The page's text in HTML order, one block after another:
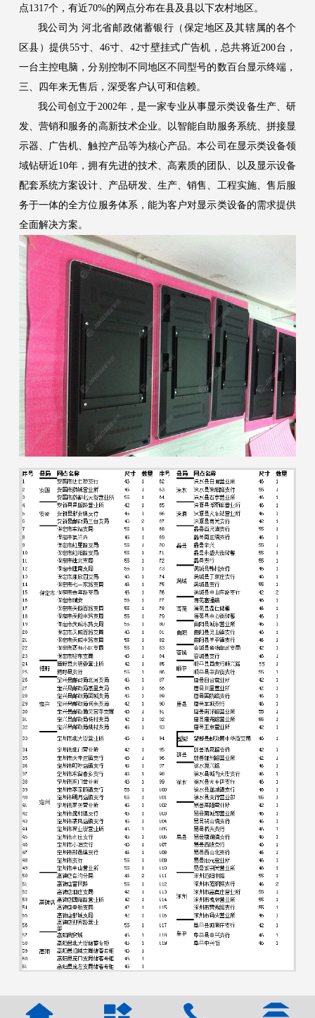
点1317个，有近70%的网点分布在县及县以下农村地区。
我公司为 河北省邮政储蓄银行（保定地区及其辖属的各个
区县）提供55寸、46寸、42寸壁挂式广告机，总共将近200台，
一台主控电脑，分别控制不同地区不同型号的数百台显示终端，
三、四年来无售后，深受客户认可和信赖。
我公司创立于2002年，是一家专业从事显示类设备生产、研
发、营销和服务的高新技术企业。以智能自助服务系统、拼接显
示器、广告机、触控产品等为核心产品。本公司在显示类设备领
域钻研近10年，拥有先进的技术、高素质的团队、以及显示设备
配套系统方案设计、产品研发、生产、销售、工程实施、售后服
务于一体的全方位服务体系，能为客户对显示类设备的需求提供
全面解决方案。